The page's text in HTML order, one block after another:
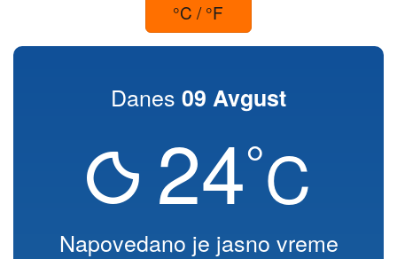
°C / °F
Danes 09 Avgust
24°C
Napovedano je jasno vreme